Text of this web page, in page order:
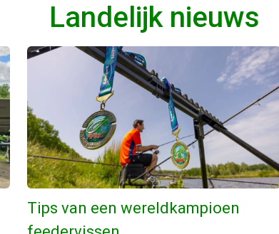
Landelijk nieuws
Tips van een wereldkampioen